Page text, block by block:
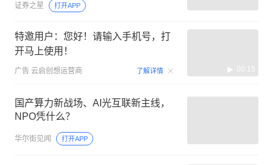
证券之星 打开APP
特邀用户：您好！请输入手机号，打
开马上使用！
广告 云启创想运营商 了解详情 00:15
国产算力新战场、AI光互联新主线，
NPO凭什么？
华尔街见闻 打开APP